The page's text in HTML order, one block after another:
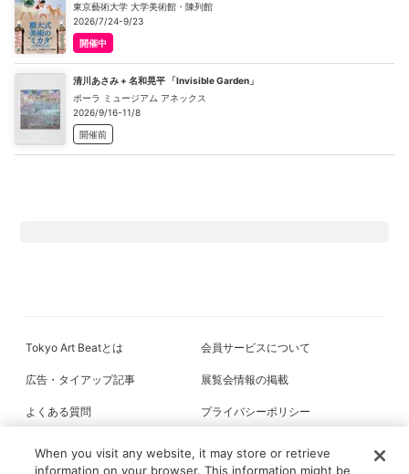
東京藝術大学 大学美術館・陳列館
2026/7/24-9/23
開催中
清川あさみ + 名和晃平 「Invisible Garden」
ポーラ ミュージアム アネックス
2026/9/16-11/8
開催前
Tokyo Art Beatとは 会員サービスについて
広告・タイアップ記事 展覧会情報の掲載
よくある質問 プライバシーポリシー
When you visit any website, it may store or retrieve
information on your browser. This information might be